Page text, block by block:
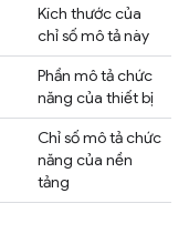
Kích thước của
chỉ số mô tả này
Phần mô tả chức
năng của thiết bị
Chỉ số mô tả chức
năng của nền
tảng